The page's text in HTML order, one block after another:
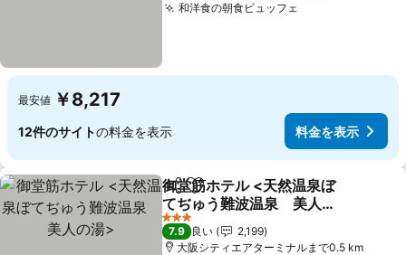
和洋食の朝食ビュッフェ
最安値 ￥8,217
12件のサイトの料金を表示 料金を表示
シェアお気に入りに追加
御堂筋ホテル <天然温泉ぼ
てぢゅう難波温泉 美人の
湯>
料金を表示
3 ホテルのランク
7.9 良い
2,199
大阪シティエアターミナルまで0.5 km